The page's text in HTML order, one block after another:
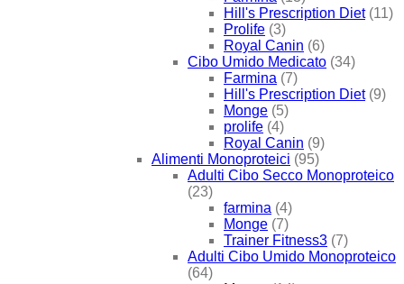
Hill's Prescription Diet (11)
Prolife (3)
Royal Canin (6)
Cibo Umido Medicato (34)
Farmina (7)
Hill's Prescription Diet (9)
Monge (5)
prolife (4)
Royal Canin (9)
Alimenti Monoproteici (95)
Adulti Cibo Secco Monoproteico
(23)
farmina (4)
Monge (7)
Trainer Fitness3 (7)
Adulti Cibo Umido Monoproteico
(64)